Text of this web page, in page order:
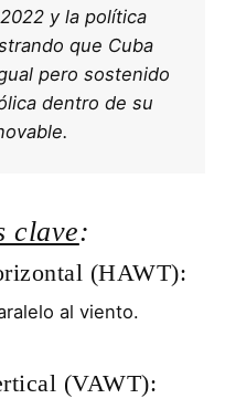
y la política
que Cuba
pero sostenido
dentro de su
clave:
(HAWT):
al viento.
(VAWT):